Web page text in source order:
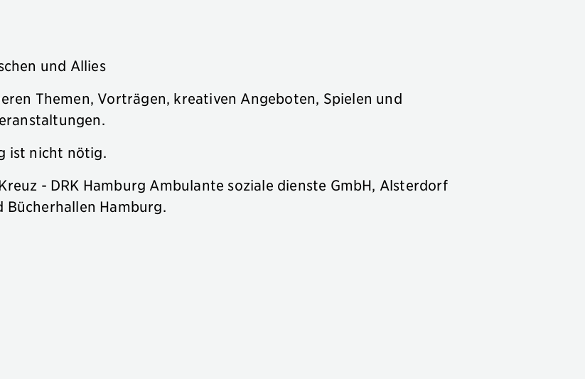
und Allies
Themen, Vorträgen, kreativen Angeboten, Spielen und
ist nicht nötig.
- DRK Hamburg Ambulante soziale dienste GmbH, Alsterdorf
Bücherhallen Hamburg.